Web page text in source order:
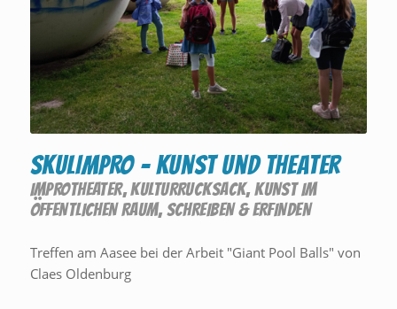
SKULIMPRO – Kunst und Theater
IMPROTHEATER,KULTURRUCKSACK,KUNST IM
ÖFFENTLICHEN RAUM, SCHREIBEN & ERFINDEN
Treffen am Aasee bei der Arbeit "Giant Pool Balls" von
Claes Oldenburg